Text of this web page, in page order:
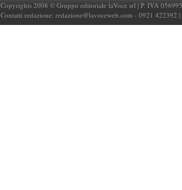
Copyrights 2008 © Gruppo editoriale laVoce srl | P. IVA
Contatti redazione: redazione@lavoceweb.com - 0921 422392 |